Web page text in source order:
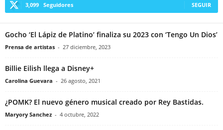
3,099 Seguidores SEGUIR
Gocho ‘El Lápiz de Platino’ finaliza su 2023 con ‘Tengo Un Dios’
Prensa de artistas - 27 diciembre, 2023
Billie Eilish llega a Disney+
Carolina Guevara - 26 agosto, 2021
¿POMK? El nuevo género musical creado por Rey Bastidas.
Maryory Sanchez - 4 octubre, 2022